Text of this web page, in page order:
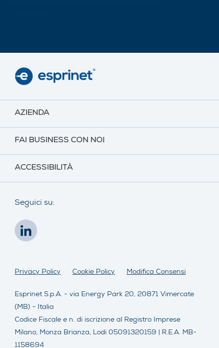
AZIENDA
FAI BUSINESS CON NOI
ACCESSIBILITÀ
Seguici su:
Esprinet S.p.A. - via Energy Park 20, 20871 Vimercate
(MB) - Italia
Codice Fiscale e n. di iscrizione al Registro Imprese
Milano, Monza Brianza, Lodi 05091320159 | R.E.A. MB-
1158694
Privacy Policy Cookie Policy Modifica Consensi